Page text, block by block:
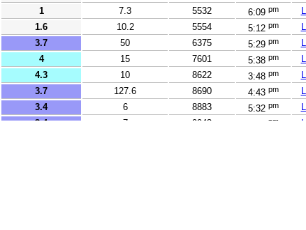
1
7.3 5532 6:09 pm
1.6
10.2 5554 5:12 pm
3.7
50 6375 5:29 pm
4
15 7601 5:38 pm
4.3
10 8622 3:48 pm
3.7
127.6 8690 4:43 pm
3.4
6 8883 5:32 pm
3.4
7 9043 pm